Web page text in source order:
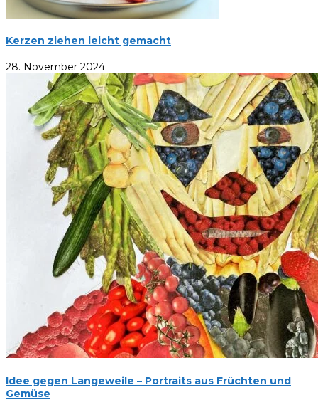
Kerzen ziehen leicht gemacht
28. November 2024
Idee gegen Langeweile – Portraits aus Früchten und
Gemüse